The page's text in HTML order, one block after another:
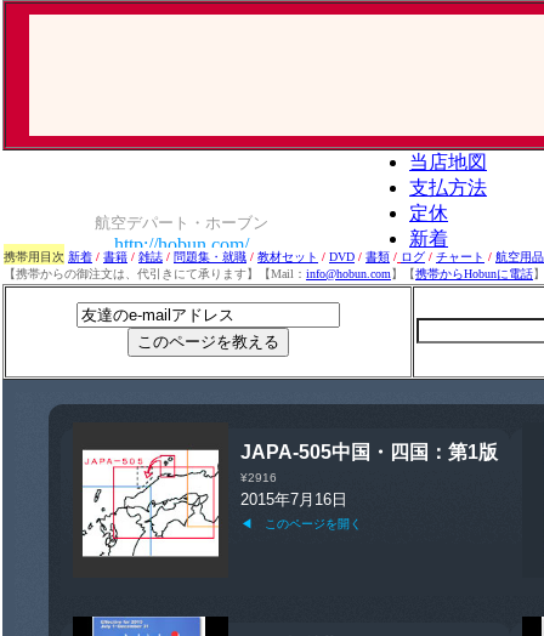
携帯用目次 新着 / 書籍 / 雑誌 / 問題集・就職 / 教材セット / DVD / 書類 / ログ / チャート / 航空用品
【携帯からの御注文は、代引きにて承ります】【Mail： info@hobun.com】【携帯からHobunに電話】